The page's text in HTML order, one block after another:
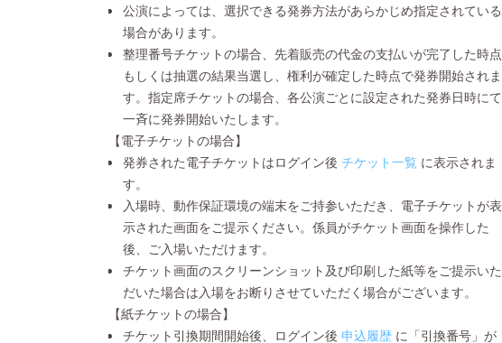
公演によっては、選択できる発券方法があらかじめ指定されている
場合があります。
整理番号チケットの場合、先着販売の代金の支払いが完了した時点
もしくは抽選の結果当選し、権利が確定した時点で発券開始されま
す。指定席チケットの場合、各公演ごとに設定された発券日時にて
一斉に発券開始いたします。
【電子チケットの場合】
発券された電子チケットはログイン後 チケット一覧 に表示されま
す。
入場時、動作保証環境の端末をご持参いただき、電子チケットが表
示された画面をご提示ください。係員がチケット画面を操作した
後、ご入場いただけます。
チケット画面のスクリーンショット及び印刷した紙等をご提示いた
だいた場合は入場をお断りさせていただく場合がございます。
【紙チケットの場合】
チケット引換期間開始後、ログイン後 申込履歴 に「引換番号」が